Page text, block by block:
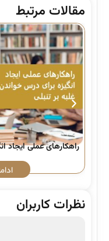
مقالات مرتبط
راهکارهای عملی ایجاد
نظرات کاربران